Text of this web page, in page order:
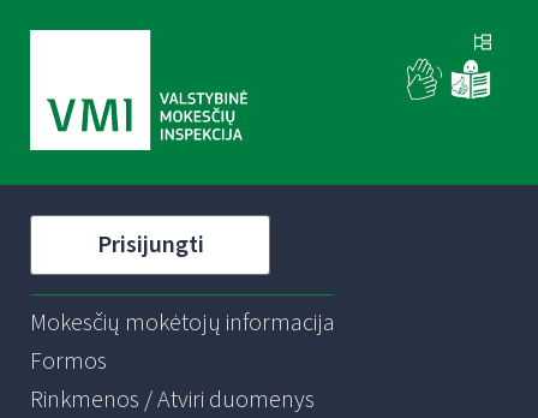
Prisijungti
Mokesčių mokėtojų informacija
Formos
Rinkmenos / Atviri duomenys